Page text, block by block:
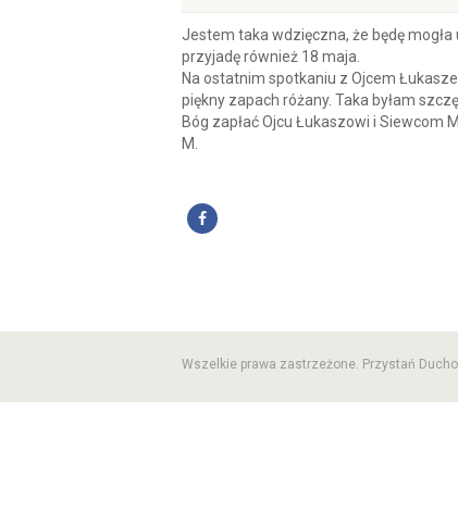
Jestem taka wdzięczna, że będę
przyjadę również 18 maja.
Na ostatnim spotkaniu z Ojcem
piękny zapach różany. Taka byłam
Bóg zapłać Ojcu Łukaszowi i Siewcom
M.
Wszelkie prawa zastrzeżone. Przystań